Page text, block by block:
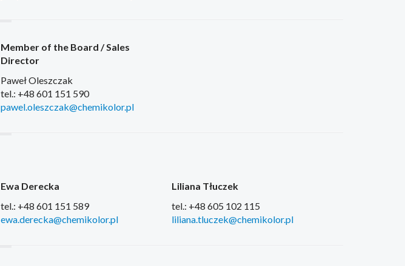
Member of the Board / Sales
Director
Paweł Oleszczak
tel.: +48 601 151 590
pawel.oleszczak@chemikolor.pl
Ewa Derecka
tel.: +48 601 151 589
ewa.derecka@chemikolor.pl
Liliana Tłuczek
tel.: +48 605 102 115
liliana.tluczek@chemikolor.pl